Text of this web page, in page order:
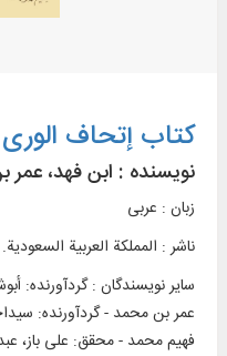
کتاب إتحاف الوری
نویسنده : ابن فهد،
زبان : عربی
ناشر : المملکة العربیة
سایر نویسندگان : گردآورنده:
عمر بن محمد - گردآورنده:
فهیم محمد - محقق: علی باز،